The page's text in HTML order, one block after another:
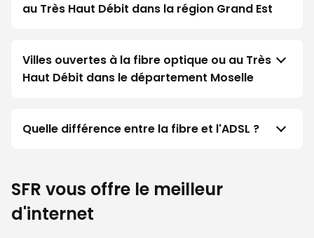
au Très Haut Débit dans la région Grand Est
Villes ouvertes à la fibre optique ou au Très
Haut Débit dans le département Moselle
Quelle différence entre la fibre et l'ADSL ?
SFR vous offre le meilleur
d'internet